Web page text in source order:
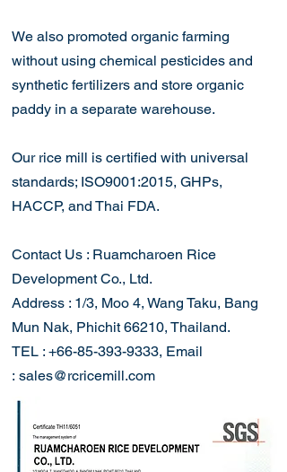
We also promoted organic farming
without using chemical pesticides and
synthetic fertilizers and store organic
paddy in a separate warehouse.
Our rice mill is certified with universal
standards; ISO9001:2015, GHPs,
HACCP, and Thai FDA.
Contact Us : Ruamcharoen Rice
Development Co., Ltd.
Address : 1/3, Moo 4, Wang Taku, Bang
Mun Nak, Phichit 66210, Thailand.
TEL : +66-85-393-9333, Email
: sales@rcricemill.com